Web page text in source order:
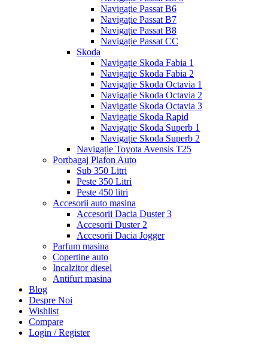
Navigație Passat B6
Navigație Passat B7
Navigație Passat B8
Navigație Passat CC
Skoda
Navigație Skoda Fabia 1
Navigație Skoda Fabia 2
Navigație Skoda Octavia 1
Navigație Skoda Octavia 2
Navigație Skoda Octavia 3
Navigație Skoda Rapid
Navigație Skoda Superb 1
Navigație Skoda Superb 2
Navigație Toyota Avensis T25
Portbagaj Plafon Auto
Sub 350 Litri
Peste 350 Litri
Peste 450 litri
Accesorii auto masina
Accesorii Dacia Duster 3
Accesorii Duster 2
Accesorii Dacia Jogger
Parfum masina
Copertine auto
Incalzitor diesel
Antifurt masina
Blog
Despre Noi
Wishlist
Compare
Login / Register